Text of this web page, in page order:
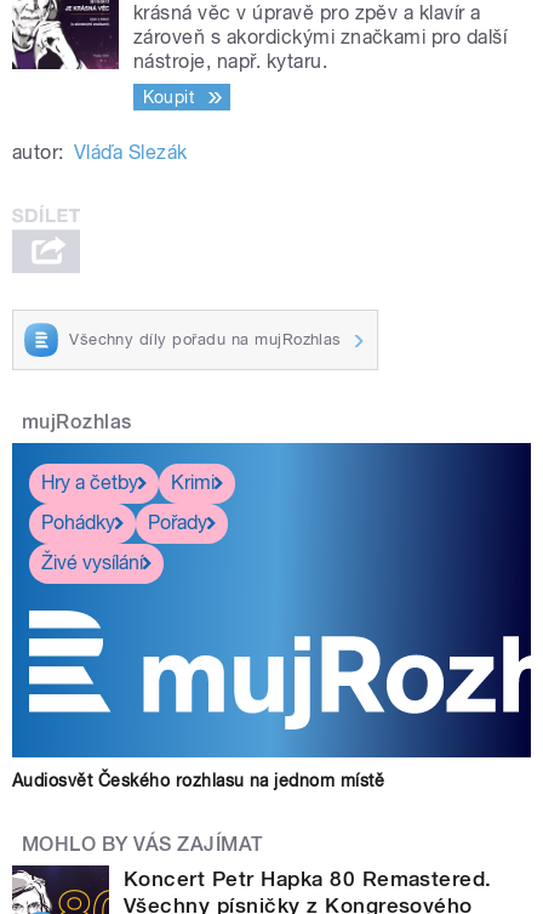
krásná věc v úpravě pro zpěv a klavír a
zároveň s akordickými značkami pro další
nástroje, např. kytaru.
Koupit
autor: Vláďa Slezák
Všechny díly pořadu na mujRozhlas
mujRozhlas
Hry a četby
Krimi
Pohádky
Pořady
Živé vysílání
Audiosvět Českého rozhlasu na jednom místě
MOHLO BY VÁS ZAJÍMAT
Koncert Petr Hapka 80 Remastered.
Všechny písničky z Kongresového